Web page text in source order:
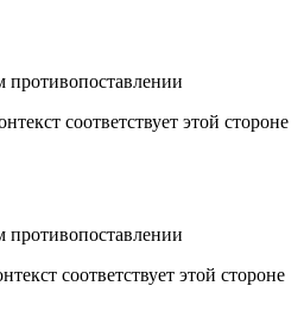
противопоставлении
соответствует этой стороне
противопоставлении
соответствует этой стороне